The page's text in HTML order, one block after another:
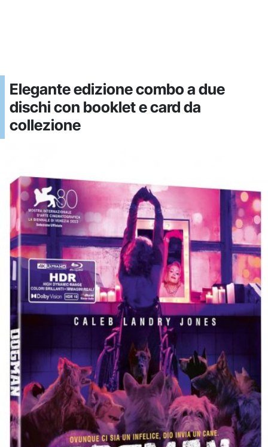
Elegante edizione combo a due
dischi con booklet e card da
collezione